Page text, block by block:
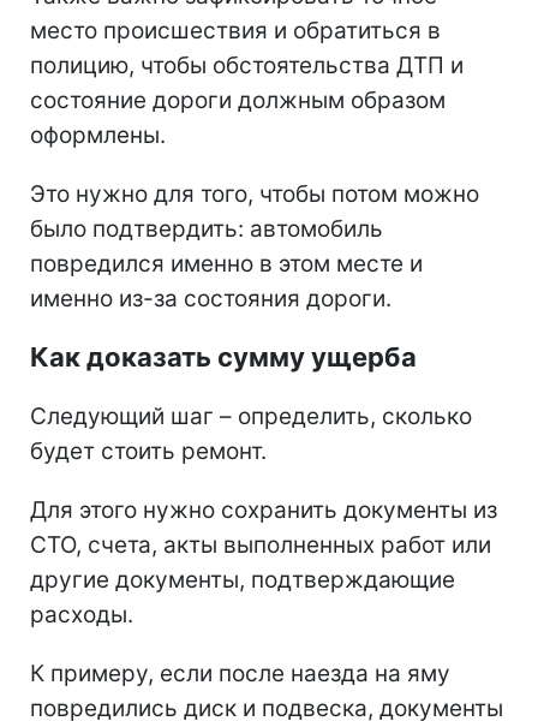
место происшествия и обратиться в
полицию, чтобы обстоятельства ДТП и
состояние дороги должным образом
оформлены.
Это нужно для того, чтобы потом можно
было подтвердить: автомобиль
повредился именно в этом месте и
именно из-за состояния дороги.
Как доказать сумму ущерба
Следующий шаг – определить, сколько
будет стоить ремонт.
Для этого нужно сохранить документы из
СТО, счета, акты выполненных работ или
другие документы, подтверждающие
расходы.
К примеру, если после наезда на яму
повредились диск и подвеска, документы